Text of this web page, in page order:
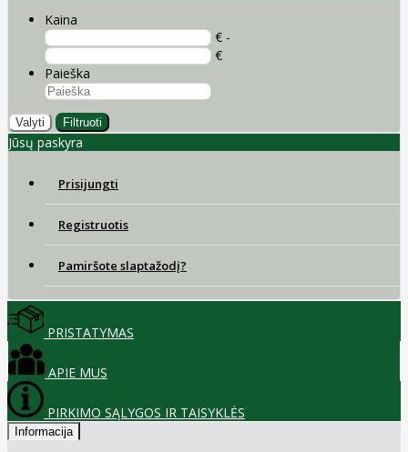
Kaina
€ -
€
Paieška
Valyti Filtruoti
Jūsų paskyra
Prisijungti
Registruotis
Pamiršote slaptažodį?
PRISTATYMAS
APIE MUS
PIRKIMO SĄLYGOS IR TAISYKLĖS
Informacija